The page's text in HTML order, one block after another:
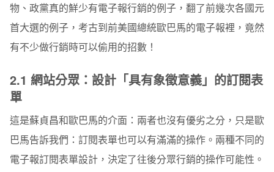
物、政黨真的鮮少有電子報行銷的例子 ，翻了前幾次各國元
首大選的例子，考古到前美國總統歐巴馬的電子報裡，竟然
有不少做行銷時可以偷用的招數！
2.1 網站分眾：設計「具有象徵意義」的訂閱表
單
這是蘇貞昌和歐巴馬的介面：兩者也沒有優劣之分，只是歐
巴馬告訴我們：訂閱表單也可以有滿滿的操作。 兩種不同的
電子報訂閱表單設計，決定了往後分眾行銷的操作可能性。